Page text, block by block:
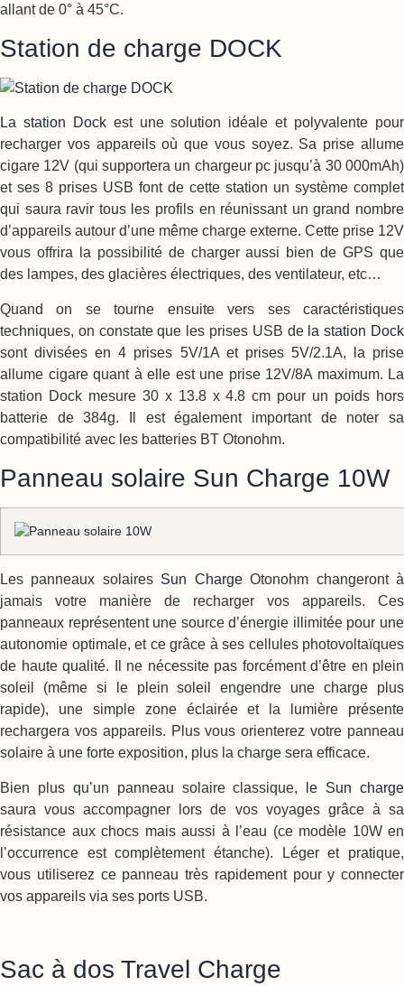
allant de 0° à 45°C.
Station de charge DOCK
La station Dockest une solution idéale et polyvalente pour
recharger vos appareils où que vous soyez. Sa prise allume
cigare 12V (qui supportera un chargeur pc jusqu’à 30 000mAh)
et ses 8 prises USB font de cette station un système complet
qui saura ravir tous les profils en réunissant un grand nombre
d’appareils autour d’une même charge externe. Cette prise 12V
vous offrira la possibilité de charger aussi bien de GPS que
des lampes, des glacières électriques, des ventilateur, etc…
Quand on se tourne ensuite vers ses caractéristiques
techniques, on constate que les prises USB de la station Dock
sont divisées en 4 prises 5V/1A et prises 5V/2.1A, la prise
allume cigare quant à elle est une prise 12V/8A maximum. La
station Dock mesure 30 x 13.8 x 4.8 cm pour un poids hors
batterie de 384g. Il est également important de noter sa
compatibilité avec les batteries BT Otonohm.
Panneau solaire Sun Charge 10W
Les panneaux solaires Sun ChargeOtonohm changeront à
jamais votre manière de recharger vos appareils. Ces
panneaux représentent une source d’énergie illimitée pour une
autonomie optimale, et ce grâce à ses cellules photovoltaïques
de haute qualité. Il ne nécessite pas forcément d’être en plein
soleil (même si le plein soleil engendre une charge plus
rapide), une simple zone éclairée et la lumière présente
rechargera vos appareils. Plus vous orienterez votre panneau
solaire à une forte exposition, plus la charge sera efficace.
Bien plus qu’un panneau solaire classique, le Sun charge
saura vous accompagner lors de vos voyages grâce à sa
résistance aux chocs mais aussi à l’eau (ce modèle 10W en
l’occurrence est complètement étanche). Léger et pratique,
vous utiliserez ce panneau très rapidement pour y connecter
vos appareils via ses ports USB.
Sac à dos Travel Charge